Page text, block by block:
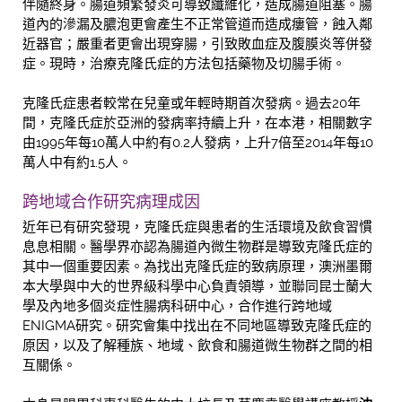
伴隨終身。腸道頻繁發炎可導致纖維化，造成腸道阻塞。腸
道內的滲漏及膿泡更會產生不正常管道而造成瘻管，蝕入鄰
近器官；嚴重者更會出現穿腸，引致敗血症及腹膜炎等併發
症。現時，治療克隆氏症的方法包括藥物及切腸手術。
克隆氏症患者較常在兒童或年輕時期首次發病。過去20年
間，克隆氏症於亞洲的發病率持續上升，在本港，相關數字
由1995年每10萬人中約有0.2人發病，上升7倍至2014年每10
萬人中有約1.5人。
跨地域合作研究病理成因
近年已有研究發現，克隆氏症與患者的生活環境及飲食習慣
息息相關。醫學界亦認為腸道內微生物群是導致克隆氏症的
其中一個重要因素。為找出克隆氏症的致病原理，澳洲墨爾
本大學與中大的世界級科學中心負責領導，並聯同昆士蘭大
學及內地多個炎症性腸病科研中心，合作進行跨地域
ENIGMA研究。研究會集中找出在不同地區導致克隆氏症的
原因，以及了解種族、地域、飲食和腸道微生物群之間的相
互關係。